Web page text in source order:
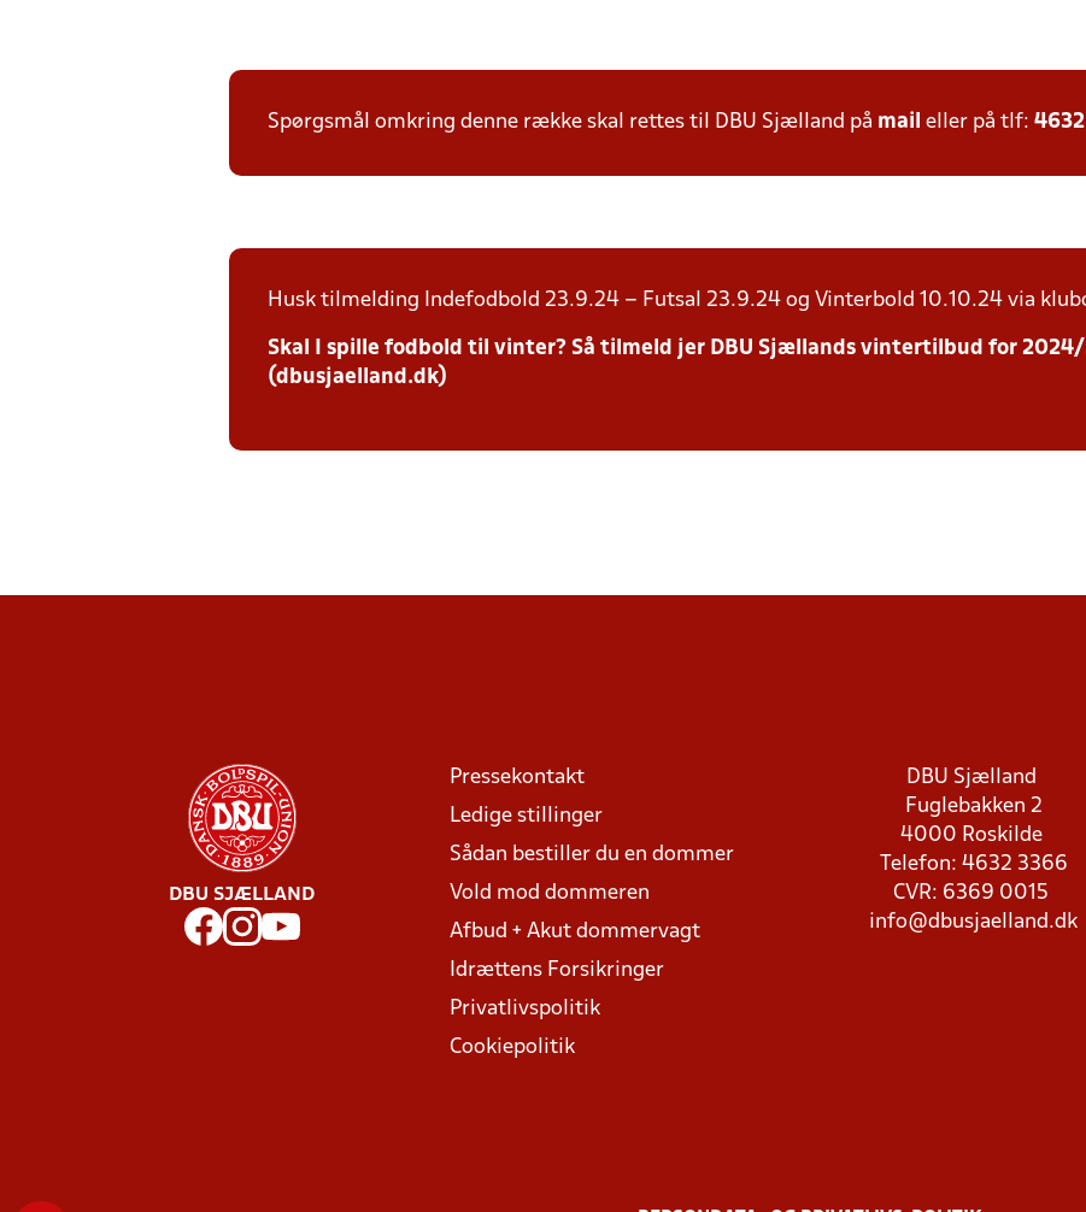
Spørgsmål omkring denne række skal rettes til DBU Sjælland på mail eller på tlf:
Husk tilmelding Indefodbold 23.9.24 – Futsal 23.9.24 og Vinterbold 10.10.24 via
Skal I spille fodbold til vinter? Så tilmeld jer DBU Sjællands vintertilbud for
(dbusjaelland.dk)
DBU SJÆLLAND
Pressekontakt
Ledige stillinger
Sådan bestiller du en dommer
Vold mod dommeren
Afbud + Akut dommervagt
Idrættens Forsikringer
Privatlivspolitik
Cookiepolitik
DBU Sjælland
Fuglebakken 2
4000 Roskilde
Telefon: 4632 3366
CVR: 6369 0015
info@dbusjaelland.dk